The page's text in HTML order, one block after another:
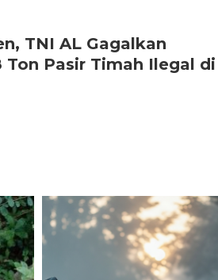
TNI AL Gagalkan
Ton Pasir Timah Ilegal di